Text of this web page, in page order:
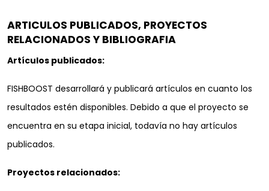
ARTICULOS PUBLICADOS, PROYECTOS
RELACIONADOS Y BIBLIOGRAFIA
Artículos publicados:
FISHBOOST desarrollará y publicará artículos en cuanto los
resultados estén disponibles. Debido a que el proyecto se
encuentra en su etapa inicial, todavía no hay artículos
publicados.
Proyectos relacionados: